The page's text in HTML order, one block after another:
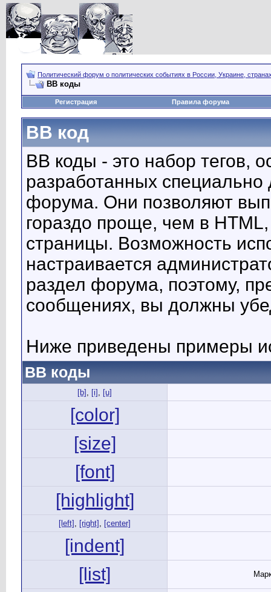
Политический форум о политических событиях в России, Украине,
BB коды
Регистрация Правила форума
BB код
BB коды - это набор тегов,
разработанных
форума. Они позволяют
гораздо проще, чем в
страницы. Возможность
настраивается
раздел форума, поэтому,
сообщениях, вы должны
Ниже приведены примеры
BB коды
[b] , [i] , [u]
[color]
[size]
[font]
[highlight]
[left] , [right] , [center]
[indent]
[list]